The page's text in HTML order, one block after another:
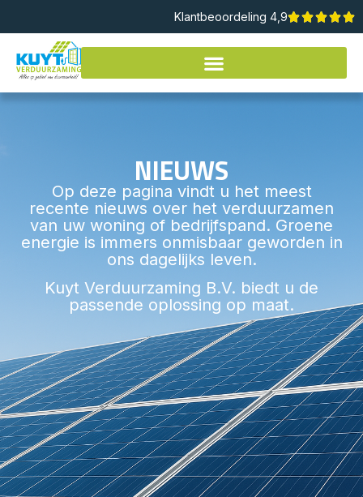
Klantbeoordeling 4,9
NIEUWS
Op deze pagina vindt u het meest
recente nieuws over het verduurzamen
van uw woning of bedrijfspand. Groene
energie is immers onmisbaar geworden in
ons dagelijks leven.
Kuyt Verduurzaming B.V. biedt u de
passende oplossing op maat.